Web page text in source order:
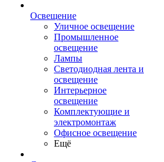
Освещение
Уличное освещение
Промышленное
освещение
Лампы
Светодиодная лента и
освещение
Интерьерное
освещение
Комплектующие и
электромонтаж
Офисное освещение
Ещё